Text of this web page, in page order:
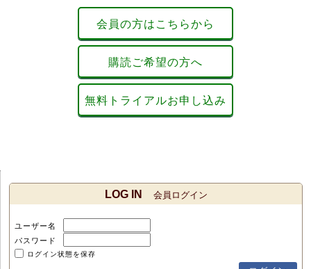
会員の方はこちらから
購読ご希望の方へ
無料トライアルお申し込み
LOG IN 会員ログイン
ユーザー名
パスワード
ログイン状態を保存